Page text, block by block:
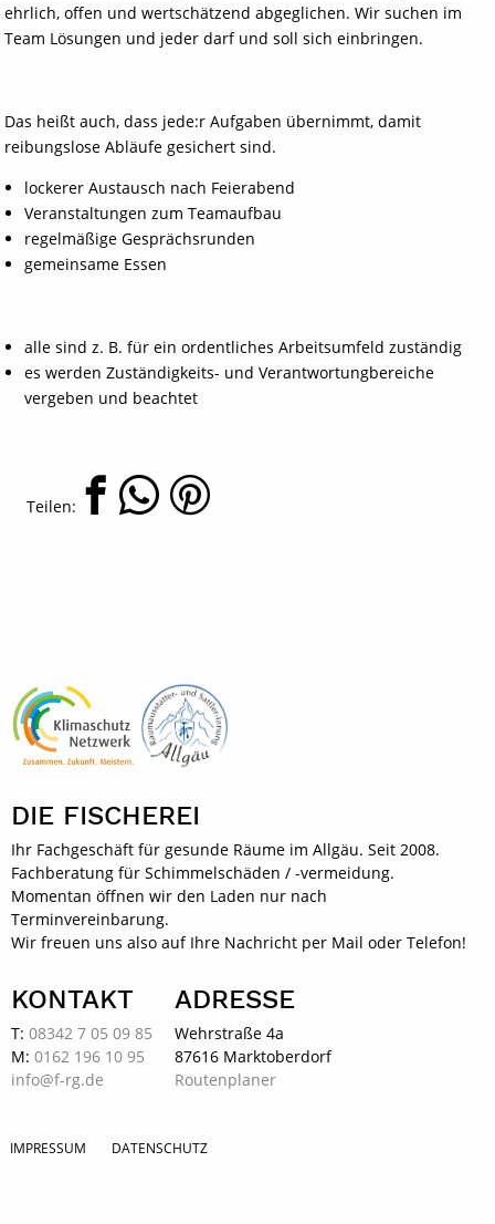
ehrlich, offen und wertschätzend abgeglichen. Wir suchen im
Team Lösungen und jeder darf und soll sich einbringen.
Das heißt auch, dass jede:r Aufgaben übernimmt, damit
reibungslose Abläufe gesichert sind.
lockerer Austausch nach Feierabend
Veranstaltungen zum Teamaufbau
regelmäßige Gesprächsrunden
gemeinsame Essen
alle sind z. B. für ein ordentliches Arbeitsumfeld zuständig
es werden Zuständigkeits- und Verantwortungbereiche
vergeben und beachtet
Teilen:
DIE FISCHEREI
Ihr Fachgeschäft für gesunde Räume im Allgäu. Seit 2008.
Fachberatung für Schimmelschäden / -vermeidung.
Momentan öffnen wir den Laden nur nach
Terminvereinbarung.
Wir freuen uns also auf Ihre Nachricht per Mail oder Telefon!
KONTAKT
T: 08342 7 05 09 85
M: 0162 196 10 95
info@f-rg.de
ADRESSE
Wehrstraße 4a
87616 Marktoberdorf
Routenplaner
IMPRESSUM DATENSCHUTZ